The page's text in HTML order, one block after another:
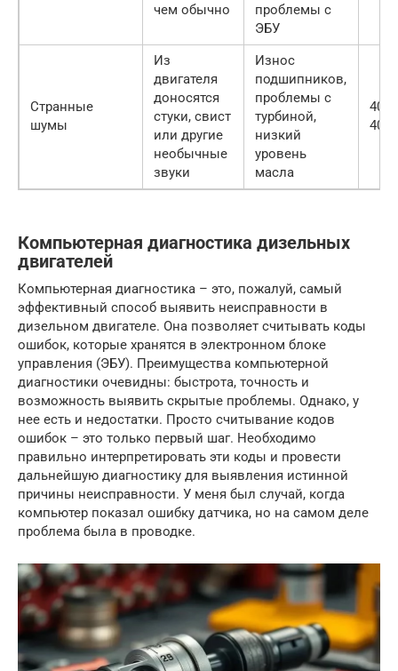
чем обычно
проблемы с
ЭБУ
Странные
шумы
Из
двигателя
доносятся
стуки, свист
или другие
необычные
звуки
Износ
подшипников,
проблемы с
турбиной,
низкий
уровень
масла
Компьютерная диагностика дизельных
двигателей
Компьютерная диагностика – это, пожалуй, самый
эффективный способ выявить неисправности в
дизельном двигателе. Она позволяет считывать коды
ошибок, которые хранятся в электронном блоке
управления (ЭБУ). Преимущества компьютерной
диагностики очевидны: быстрота, точность и
возможность выявить скрытые проблемы. Однако, у
нее есть и недостатки. Просто считывание кодов
ошибок – это только первый шаг. Необходимо
правильно интерпретировать эти коды и провести
дальнейшую диагностику для выявления истинной
причины неисправности. У меня был случай, когда
компьютер показал ошибку датчика, но на самом деле
проблема была в проводке.